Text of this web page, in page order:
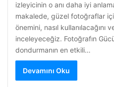
izleyicinin o anı daha iyi
makalede, güzel fotoğraflar
önemini, nasıl kullanılacağını
inceleyeceğiz. Fotoğrafın
dondurmanın en etkili…
Devamını Oku